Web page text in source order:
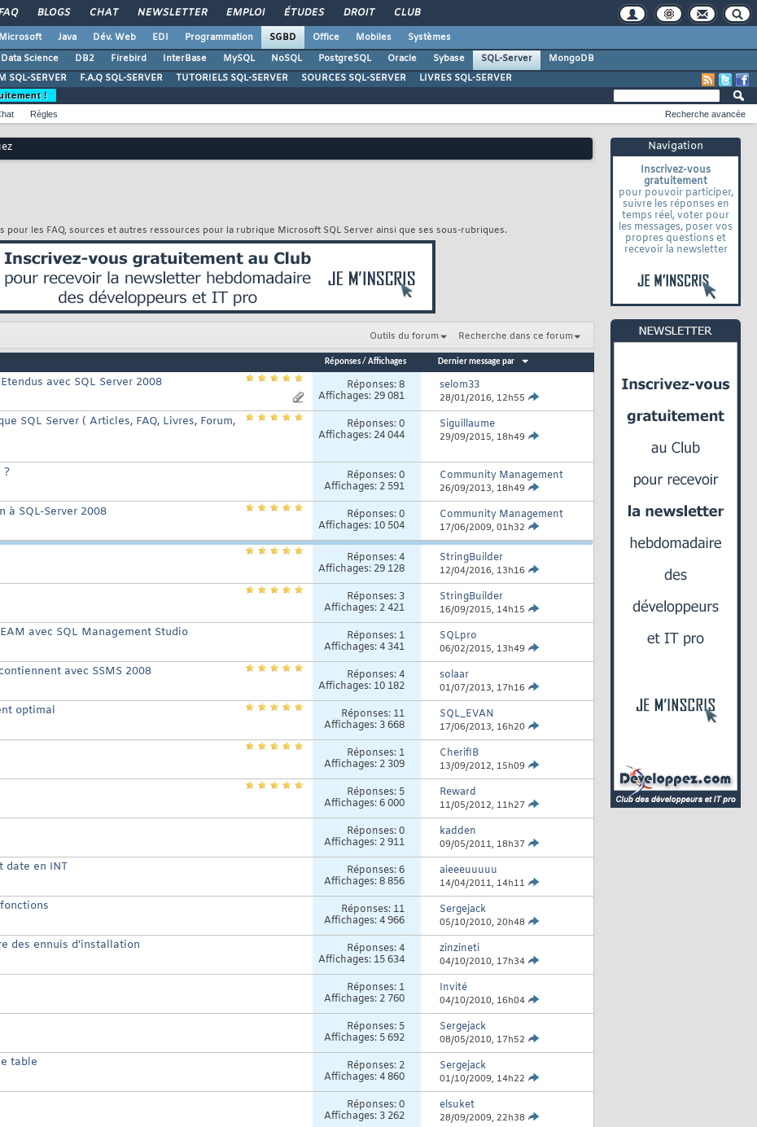
BLOGS CHAT NEWSLETTER EMPLOI ÉTUDES DROIT CLUB
Microsoft Java Dév. Web EDI Programmation SGBD Office Mobiles
Systèmes
Data Science DB2 Firebird InterBase MySQL NoSQL PostgreSQL Oracle Sybase SQL-Server
MongoDB
SQL-SERVER F.A.Q SQL-SERVER TUTORIELS SQL-SERVER SOURCES SQL-SERVER LIVRES SQL-SERVER
!
Règles Recherche avancée
Navigation
Inscrivez-vous
gratuitement
pour pouvoir participer,
suivre les réponses en
temps réel, voter pour
les messages, poser vos
propres questions et
recevoir la newsletter
les FAQ, sources et autres ressources pour la rubrique Microsoft SQL Server ainsi que ses sous-rubriques.
Outils du forum Recherche dans ce forum
Réponses/ Affichages Dernier message par
avec SQL Server 2008 Réponses:8
Affichages: 29 081
selom33
28/01/2016, 12h55
SQL Server ( Articles, FAQ, Livres, Forum,
Réponses:0
Affichages: 24 044
Siguillaume
29/09/2015, 18h49
? Réponses:0
Affichages: 2 591
Community Management
26/09/2013, 18h49
à SQL-Server 2008 Réponses:0
Affichages: 10 504
Community Management
17/06/2009, 01h32
Réponses:4
Affichages: 29 128
StringBuilder
12/04/2016, 13h16
Réponses: 3
Affichages: 2 421
StringBuilder
16/09/2015, 14h15
avec SQL Management Studio Réponses: 1
Affichages: 4 341
SQLpro
06/02/2015, 13h49
avec SSMS 2008 Réponses:4
Affichages: 10 182
solaar
01/07/2013, 17h16
optimal Réponses: 11
Affichages: 3 668
SQL_EVAN
17/06/2013, 16h20
Réponses: 1
Affichages: 2 309
CherifIB
13/09/2012, 15h09
Réponses: 5
Affichages: 6 000
Reward
11/05/2012, 11h27
Réponses:0
Affichages: 2 911
kadden
09/05/2011, 18h37
date en INT Réponses:6
Affichages: 8 856
aieeeuuuuu
14/04/2011, 14h11
Réponses: 11
Affichages: 4 966
Sergejack
05/10/2010, 20h48
des ennuis d'installation Réponses:4
Affichages: 15 634
zinzineti
04/10/2010, 17h34
Réponses: 1
Affichages: 2 760
Invité
04/10/2010, 16h04
Réponses: 5
Affichages: 5 692
Sergejack
08/05/2010, 17h52
table Réponses: 2
Affichages: 4 860
Sergejack
01/10/2009, 14h22
Réponses:0
Affichages: 3 262
elsuket
28/09/2009, 22h38